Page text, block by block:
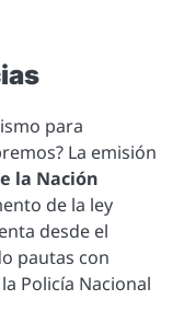
para
La emisión
la Nación
de la ley
desde el
pautas con
Policía Nacional